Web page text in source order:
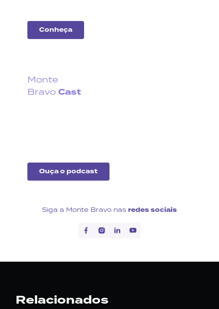
Conheça
Monte
Bravo Cast
Ouça o podcast
Siga a Monte Bravo nas redes sociais
Relacionados